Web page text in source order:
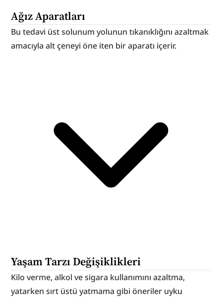
Ağız Aparatları
Bu tedavi üst solunum yolunun tıkanıklığını azaltmak
amacıyla alt çeneyi öne iten bir aparatı içerir.
Yaşam Tarzı Değişiklikleri
Kilo verme, alkol ve sigara kullanımını azaltma,
yatarken sırt üstü yatmama gibi öneriler uyku